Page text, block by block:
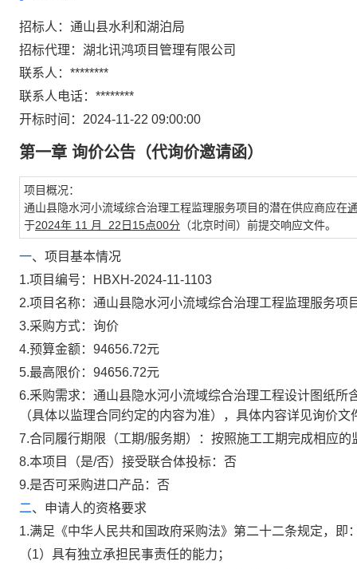
招标人：通山县水利和湖泊局
招标代理：湖北讯鸿项目管理有限公司
联系人：********
联系人电话：********
开标时间：2024-11-22 09:00:00
第一章 询价公告（代询价邀请函）
项目概况：
通山县隐水河小流域综合治理工程监理服务项目 的潜在供应商应在
于2024年 11 月 22 日 15点00分 （北京时间）前提交响应文件。
一、项目基本情况
1.项目编号：
HBXH-2024-11-1103
2.项目名称： 通山县隐水河小流域综合治理工程监理服务项
3.采购方式：询价
4.预算金额： 94656.72元
5.最高限价： 94656.72元
6.釆购需求： 通山县隐水河小流域综合治理工程设计图纸所
（具体以监理合同约定的内容为准），具体内容详见询价文
7.合同履行期限（工期/服务期）：按照施工工期完成相应
8.本项目（是/否）接受联合体投标： 否
9.是否可采购进口产品： 否
二、申请人的资格要求
1.满足《中华人民共和国政府采购法》第二十二条规定，即
（1）具有独立承担民事责任的能力；